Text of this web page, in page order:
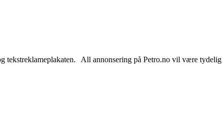
tekstreklameplakaten. All annonsering på Petro.no vil være